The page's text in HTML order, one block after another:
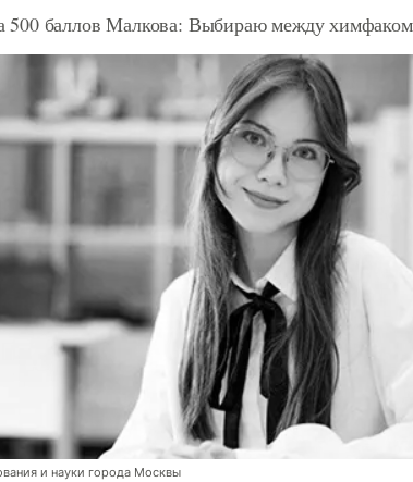
500 баллов Малкова: Выбираю между
и науки города Москвы